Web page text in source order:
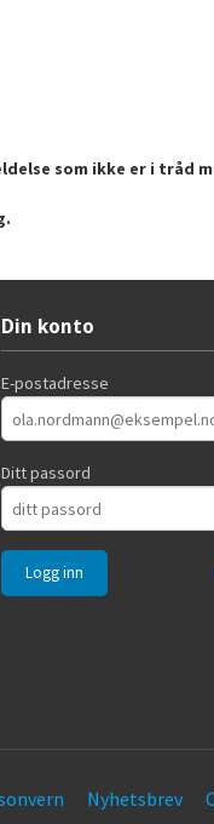
som ikke er i tråd
Din konto
E-postadresse
Ditt passord
Nyhetsbrev